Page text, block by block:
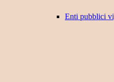
Enti pubblici